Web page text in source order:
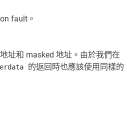
fault。
址和 masked 地址。由於我們在
的返回時也應該使用同樣的